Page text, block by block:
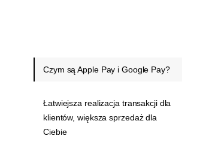
Czym są Apple Pay i Google Pay?
Łatwiejsza realizacja transakcji dla
klientów, większa sprzedaż dla
Ciebie